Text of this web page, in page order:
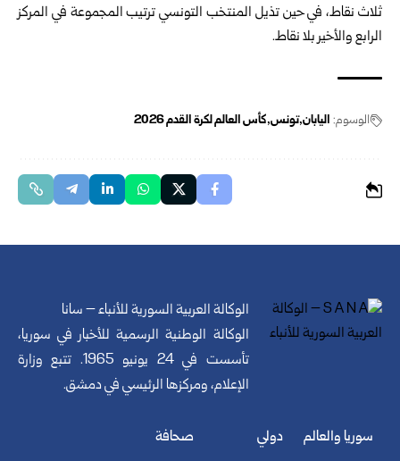
ثلاث نقاط، في حين تذيل المنتخب التونسي ترتيب المجموعة في المركز
الرابع والأخير بلا نقاط.
الوسوم: اليابان تونس كأس العالم لكرة القدم 2026
الوكالة العربية السورية للأنباء – سانا
الوكالة الوطنية الرسمية للأخبار في سوريا،
تأسست في 24 يونيو 1965. تتبع وزارة
الإعلام، ومركزها الرئيسي في دمشق.
سوريا والعالم
دولي
صحافة